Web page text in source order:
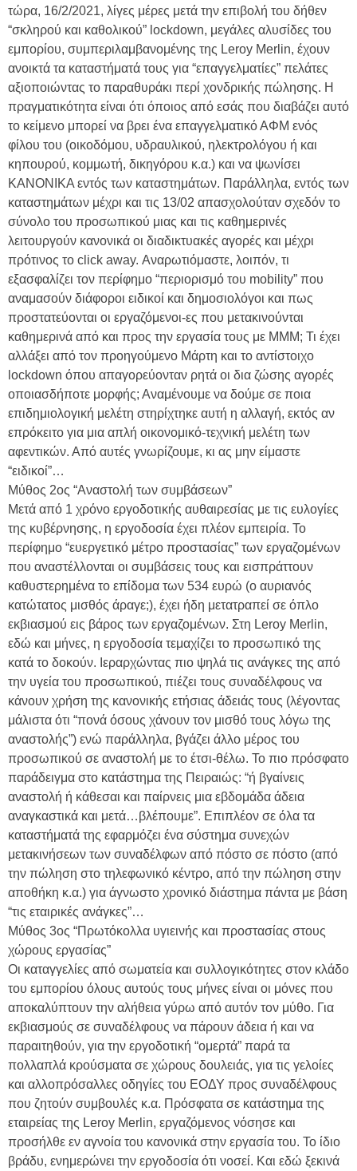
τώρα, 16/2/2021, λίγες μέρες μετά την επιβολή του δήθεν
“σκληρού και καθολικού” lockdown, μεγάλες αλυσίδες του
εμπορίου, συμπεριλαμβανομένης της Leroy Merlin, έχουν
ανοικτά τα καταστήματά τους για “επαγγελματίες” πελάτες
αξιοποιώντας το παραθυράκι περί χονδρικής πώλησης. Η
πραγματικότητα είναι ότι όποιος από εσάς που διαβάζει αυτό
το κείμενο μπορεί να βρει ένα επαγγελματικό ΑΦΜ ενός
φίλου του (οικοδόμου, υδραυλικού, ηλεκτρολόγου ή και
κηπουρού, κομμωτή, δικηγόρου κ.α.) και να ψωνίσει
ΚΑΝΟΝΙΚΑ εντός των καταστημάτων. Παράλληλα, εντός των
καταστημάτων μέχρι και τις 13/02 απασχολούταν σχεδόν το
σύνολο του προσωπικού μιας και τις καθημερινές
λειτουργούν κανονικά οι διαδικτυακές αγορές και μέχρι
πρότινος το click away. Αναρωτιόμαστε, λοιπόν, τι
εξασφαλίζει τον περίφημο “περιορισμό του mobility” που
αναμασούν διάφοροι ειδικοί και δημοσιολόγοι και πως
προστατεύονται οι εργαζόμενοι-ες που μετακινούνται
καθημερινά από και προς την εργασία τους με ΜΜΜ; Τι έχει
αλλάξει από τον προηγούμενο Μάρτη και το αντίστοιχο
lockdown όπου απαγορεύονταν ρητά οι δια ζώσης αγορές
οποιασδήποτε μορφής; Αναμένουμε να δούμε σε ποια
επιδημιολογική μελέτη στηρίχτηκε αυτή η αλλαγή, εκτός αν
επρόκειτο για μια απλή οικονομικό-τεχνική μελέτη των
αφεντικών. Από αυτές γνωρίζουμε, κι ας μην είμαστε
“ειδικοί”…
Μύθος 2ος “Αναστολή των συμβάσεων”
Μετά από 1 χρόνο εργοδοτικής αυθαιρεσίας με τις ευλογίες
της κυβέρνησης, η εργοδοσία έχει πλέον εμπειρία. Το
περίφημο “ευεργετικό μέτρο προστασίας” των εργαζομένων
που αναστέλλονται οι συμβάσεις τους και εισπράττουν
καθυστερημένα το επίδομα των 534 ευρώ (ο αυριανός
κατώτατος μισθός άραγε;), έχει ήδη μετατραπεί σε όπλο
εκβιασμού εις βάρος των εργαζομένων. Στη Leroy Merlin,
εδώ και μήνες, η εργοδοσία τεμαχίζει το προσωπικό της
κατά το δοκούν. Ιεραρχώντας πιο ψηλά τις ανάγκες της από
την υγεία του προσωπικού, πιέζει τους συναδέλφους να
κάνουν χρήση της κανονικής ετήσιας άδειάς τους (λέγοντας
μάλιστα ότι “πονά όσους χάνουν τον μισθό τους λόγω της
αναστολής”) ενώ παράλληλα, βγάζει άλλο μέρος του
προσωπικού σε αναστολή με το έτσι-θέλω. Το πιο πρόσφατο
παράδειγμα στο κατάστημα της Πειραιώς: “ή βγαίνεις
αναστολή ή κάθεσαι και παίρνεις μια εβδομάδα άδεια
αναγκαστικά και μετά…βλέπουμε”. Επιπλέον σε όλα τα
καταστήματά της εφαρμόζει ένα σύστημα συνεχών
μετακινήσεων των συναδέλφων από πόστο σε πόστο (από
την πώληση στο τηλεφωνικό κέντρο, από την πώληση στην
αποθήκη κ.α.) για άγνωστο χρονικό διάστημα πάντα με βάση
“τις εταιρικές ανάγκες”…
Μύθος 3ος “Πρωτόκολλα υγιεινής και προστασίας στους
χώρους εργασίας”
Οι καταγγελίες από σωματεία και συλλογικότητες στον κλάδο
του εμπορίου όλους αυτούς τους μήνες είναι οι μόνες που
αποκαλύπτουν την αλήθεια γύρω από αυτόν τον μύθο. Για
εκβιασμούς σε συναδέλφους να πάρουν άδεια ή και να
παραιτηθούν, για την εργοδοτική “ομερτά” παρά τα
πολλαπλά κρούσματα σε χώρους δουλειάς, για τις γελοίες
και αλλοπρόσαλλες οδηγίες του ΕΟΔΥ προς συναδέλφους
που ζητούν συμβουλές κ.α. Πρόσφατα σε κατάστημα της
εταιρείας της Leroy Merlin, εργαζόμενος νόσησε και
προσήλθε εν αγνοία του κανονικά στην εργασία του. Το ίδιο
βράδυ, ενημερώνει την εργοδοσία ότι νοσεί. Και εδώ ξεκινά